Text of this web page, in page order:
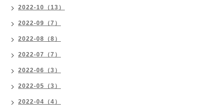
2022-10（13）
2022-09（7）
2022-08（8）
2022-07（7）
2022-06（3）
2022-05（3）
2022-04（4）